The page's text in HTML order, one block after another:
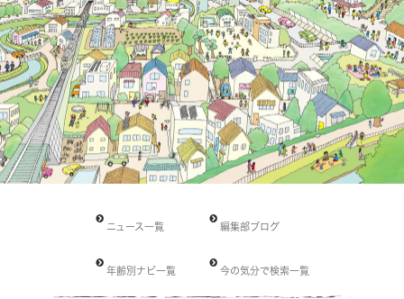
ニュース一覧 編集部ブログ
年齢別ナビ一覧 今の気分で検索一覧